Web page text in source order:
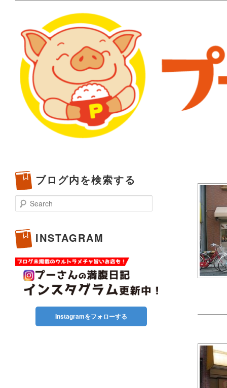
プーさんの満腹日記 |
豊中・箕面)のランチ＆
化してます。
ブログ内を検索する
Search
INSTAGRAM
Instagramをフォローする